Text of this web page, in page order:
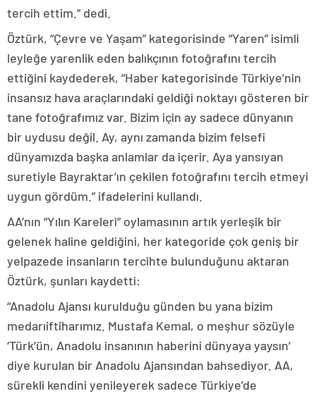
tercih ettim.” dedi.
Öztürk, “Çevre ve Yaşam” kategorisinde “Yaren” isimli
leyleğe yarenlik eden balıkçının fotoğrafını tercih
ettiğini kaydederek, “Haber kategorisinde Türkiye’nin
insansız hava araçlarındaki geldiği noktayı gösteren bir
tane fotoğrafımız var. Bizim için ay sadece dünyanın
bir uydusu değil. Ay, aynı zamanda bizim felsefi
dünyamızda başka anlamlar da içerir. Aya yansıyan
suretiyle Bayraktar’ın çekilen fotoğrafını tercih etmeyi
uygun gördüm.” ifadelerini kullandı.
AA’nın “Yılın Kareleri” oylamasının artık yerleşik bir
gelenek haline geldiğini, her kategoride çok geniş bir
yelpazede insanların tercihte bulunduğunu aktaran
Öztürk, şunları kaydetti:
“Anadolu Ajansı kurulduğu günden bu yana bizim
medarıiftiharımız. Mustafa Kemal, o meşhur sözüyle
‘Türk’ün, Anadolu insanının haberini dünyaya yaysın’
diye kurulan bir Anadolu Ajansından bahsediyor. AA,
sürekli kendini yenileyerek sadece Türkiye’de